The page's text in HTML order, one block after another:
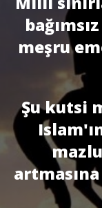
meşru
Şu kutsi